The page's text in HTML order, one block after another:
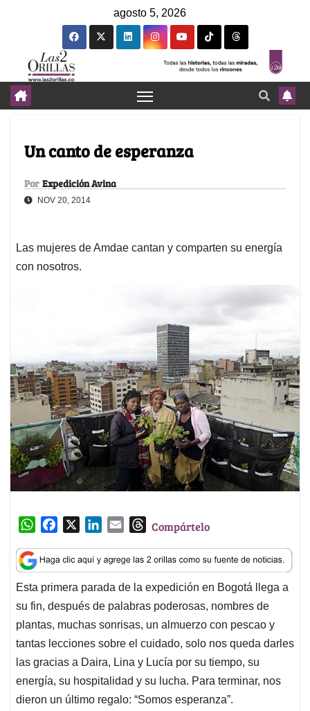
agosto 5, 2026
Un canto de esperanza
Por Expedición Avina
NOV 20, 2014
Las mujeres de Amdae cantan y comparten su energía
con nosotros.
W
a
t
s
A
p
p
c
e
b
o
o
k
n
k
e
d
I
n
a
i
l
T
r
e
a
d
s
Compártelo
Esta primera parada de la expedición en Bogotá llega a
su fin, después de palabras poderosas, nombres de
plantas, muchas sonrisas, un almuerzo con pescao y
tantas lecciones sobre el cuidado, solo nos queda darles
las gracias a Daira, Lina y Lucía por su tiempo, su
energía, su hospitalidad y su lucha. Para terminar, nos
dieron un último regalo: “Somos esperanza”.